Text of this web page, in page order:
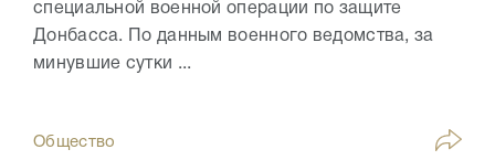
специальной военной операции по защите
Донбасса. По данным военного ведомства, за
минувшие сутки ...
Общество